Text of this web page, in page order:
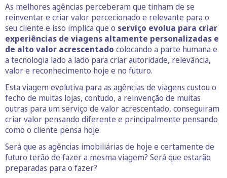
As melhores agências perceberam que tinham de se
reinventar e criar valor percecionado e relevante para o
seu cliente e isso implica que o serviço evolua para criar
experiências de viagens altamente personalizadas e
de alto valor acrescentado colocando a parte humana e
a tecnologia lado a lado para criar autoridade, relevância,
valor e reconhecimento hoje e no futuro.
Esta viagem evolutiva para as agências de viagens custou o
fecho de muitas lojas, contudo, a reinvenção de muitas
outras para um serviço de valor acrescentado, conseguiram
criar valor pensando diferente e principalmente pensando
como o cliente pensa hoje.
Será que as agências imobiliárias de hoje e certamente de
futuro terão de fazer a mesma viagem? Será que estarão
preparadas para o fazer?